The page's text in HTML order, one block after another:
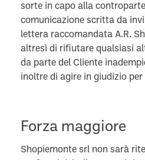
sorte in capo alla
comunicazione scritta da
lettera raccomandata A.R.
altresì di rifiutare qualsiasi
da parte del Cliente
inoltre di agire in giudizio
Forza maggiore
Shopiemonte srl non sarà